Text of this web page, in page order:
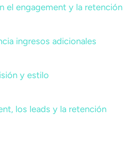
el engagement y la retención
ingresos adicionales
y estilo
los leads y la retención